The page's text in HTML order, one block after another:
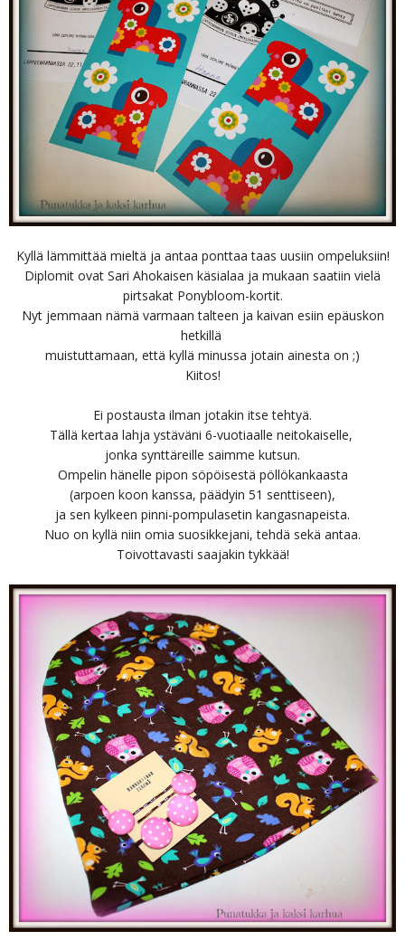
Kyllä lämmittää mieltä ja antaa ponttaa taas uusiin ompeluksiin!
Diplomit ovat Sari Ahokaisen käsialaa ja mukaan saatiin vielä
pirtsakat Ponybloom-kortit.
Nyt jemmaan nämä varmaan talteen ja kaivan esiin epäuskon
hetkillä
muistuttamaan, että kyllä minussa jotain ainesta on ;)
Kiitos!
Ei postausta ilman jotakin itse tehtyä.
Tällä kertaa lahja ystäväni 6-vuotiaalle neitokaiselle,
jonka synttäreille saimme kutsun.
Ompelin hänelle pipon söpöisestä pöllökankaasta
(arpoen koon kanssa, päädyin 51 senttiseen),
ja sen kylkeen pinni-pompulasetin kangasnapeista.
Nuo on kyllä niin omia suosikkejani, tehdä sekä antaa.
Toivottavasti saajakin tykkää!